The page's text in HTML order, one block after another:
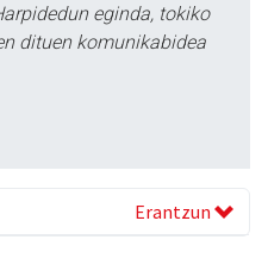
eginda, tokiko
dituen komunikabidea
Erantzun